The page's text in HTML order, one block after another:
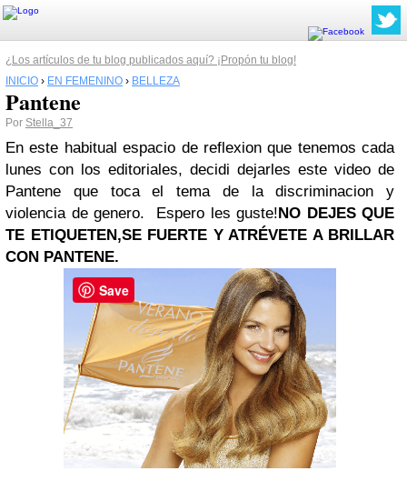
¿Los artículos de tu blog publicados aquí? ¡Propón tu blog!
INICIO › EN FEMENINO › BELLEZA
Pantene
Por Stella_37
En este habitual espacio de reflexion que tenemos cada
lunes con los editoriales, decidi dejarles este video de
Pantene que toca el tema de la discriminacion y
violencia de genero. Espero les guste!NO DEJES QUE
TE ETIQUETEN,SE FUERTE Y ATRÉVETE A BRILLAR
CON PANTENE.
Save